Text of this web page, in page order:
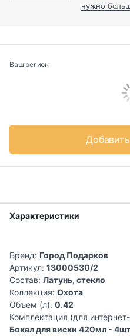
нужно
Ваш регион
Характеристики
Бренд: Город Подарков
Артикул: 13000530/2
Состав: Латунь, стекло
Коллекция: Охота
Объем (л): 0.42
Комплектация (для
Бокал для виски 420мл -